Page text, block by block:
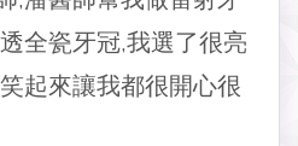
全瓷牙冠,我選了很亮
起來讓我都很開心很